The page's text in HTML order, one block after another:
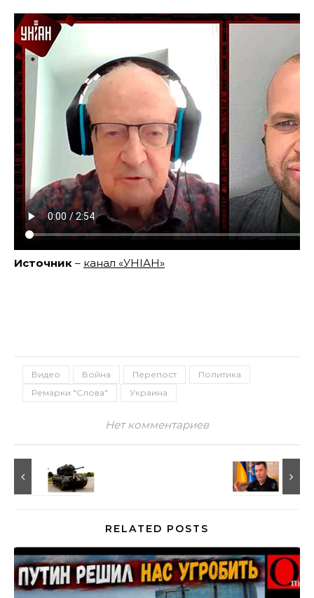
Источник – канал «УНІАН»
Видео Война Перепост
Политика
Ремарки "Слова"
Украина
Нет комментариев
RELATED POSTS